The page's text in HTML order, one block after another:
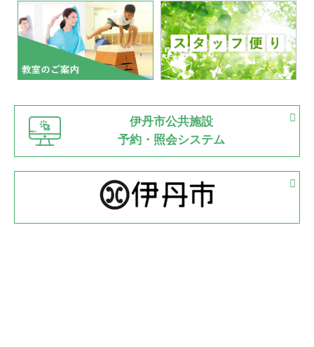
いたっぼーる大会☆彡
緑ケ丘体育館
2022.07.03
市内総合体育大会が開始
緑ケ丘体育館 猪名川運動広場
古池運動広場
2022.06.12
県知事杯争奪バレーボール大会が開催
緑ケ丘体育館
2022.05.05
体育協会長杯 バドミントン競技の部
2022.05.22
伊丹市公共施設
予約・照会システム